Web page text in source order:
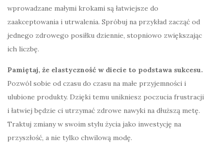
wprowadzane małymi krokami są łatwiejsze do
zaakceptowania i utrwalenia. Spróbuj na przykład zacząć od
jednego zdrowego posiłku dziennie, stopniowo zwiększając
ich liczbę.
Pamiętaj, że elastyczność w diecie to podstawa sukcesu.
Pozwól sobie od czasu do czasu na małe przyjemności i
ulubione produkty. Dzięki temu unikniesz poczucia frustracji
i łatwiej będzie ci utrzymać zdrowe nawyki na dłuższą metę.
Traktuj zmiany w swoim stylu życia jako inwestycję na
przyszłość, a nie tylko chwilową modę.